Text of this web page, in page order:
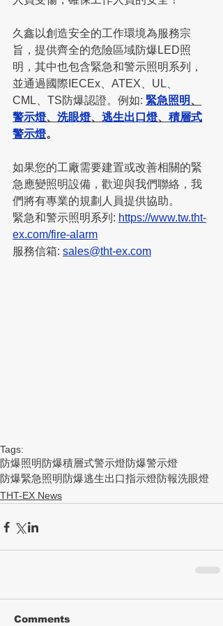
久鑫以創造安全的工作環境為服務宗
旨，提供齊全的危險區域防爆LED照
明，其中也包含緊急和警示照明系列，
並通過國際IECEx、ATEX、UL、
CML、TS防爆認證。例如: 緊急照明、
警示燈、 洗眼燈、 逃生出口燈、 積層式
警示燈。
如果您的工廠需要建置或改善相關的緊
急應變照明設備，歡迎與我們聯絡，我
們將有專業的規劃人員提供協助。
緊急和警示照明系列: https://www.tw.tht-
ex.com/fire-alarm
服務信箱: sales@tht-ex.com
Tags:
防爆照明 防爆積層式警示燈防爆警示燈
防爆緊急照明 防爆逃生出口指示燈防報洗眼燈
THT-EX News
Comments